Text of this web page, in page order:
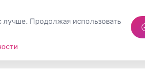
Продолжая использовать